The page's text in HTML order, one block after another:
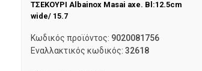
ΤΣΕΚΟΥΡΙ Albainox Masai axe. Bl:12.5cm
wide/ 15.7
Κωδικός προϊόντος: 9020081756
Εναλλακτικός κωδικός: 32618